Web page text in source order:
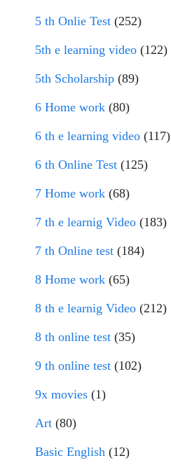
5 th Onlie Test (252)
5th e learning video (122)
5th Scholarship (89)
6 Home work (80)
6 th e learning video (117)
6 th Online Test (125)
7 Home work (68)
7 th e learnig Video (183)
7 th Online test (184)
8 Home work (65)
8 th e learnig Video (212)
8 th online test (35)
9 th online test (102)
9x movies (1)
Art (80)
Basic English (12)